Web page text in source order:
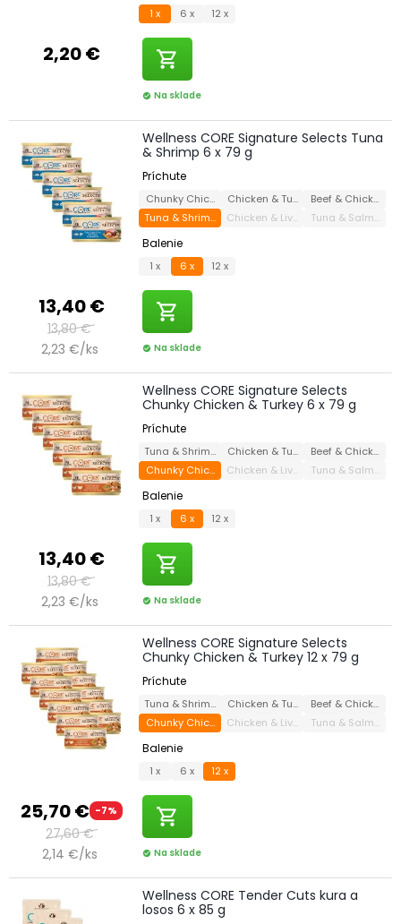
2,20 €
1 x 6 x 12 x
shopping_cart
check_circle Na sklade
13,40 €
13,80 €
2,23 €/ks
Wellness CORE Signature Selects Tuna
& Shrimp 6 x 79 g
Príchute
Chunky Chicken & Turkey
Chicken & TurkeyBeef & Chicken
Tuna & Shrimp
Chicken & Liver Tuna & Salmon
Balenie
1 x 6 x 12 x
shopping_cart
check_circle Na sklade
13,40 €
13,80 €
2,23 €/ks
Wellness CORE Signature Selects
Chunky Chicken & Turkey 6 x 79 g
Príchute
Tuna & Shrimp Chicken & TurkeyBeef & Chicken
Chunky Chicken & Turkey
Chicken & Liver Tuna & Salmon
Balenie
1 x 6 x 12 x
shopping_cart
check_circle Na sklade
25,70 € -7%
27,60 €
2,14 €/ks
Wellness CORE Signature Selects
Chunky Chicken & Turkey 12 x 79 g
Príchute
Tuna & Shrimp Chicken & TurkeyBeef & Chicken
Chunky Chicken & Turkey
Chicken & Liver Tuna & Salmon
Balenie
1 x 6 x 12 x
shopping_cart
check_circle Na sklade
Wellness CORE Tender Cuts kura a
losos 6 x 85 g